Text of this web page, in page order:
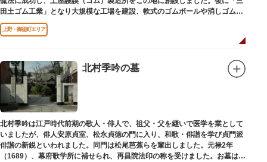
田土ゴム工業」となり大規模な工場を建設、軟式のゴムボールや消しゴムな
ど新しいゴム製品を次々に開発しました。
上野・御徒町エリア
北村季吟の墓
北村季吟は江戸時代前期の歌人・俳人で、祖父・父を継いで医学を業として
いましたが、俳人安原貞室、松永貞徳の門に入り、和歌・俳諧を学び貞門派
俳諧の新鋭といわれました。同門は松尾芭蕉らを輩出しました。元禄2年
（1689）、幕府歌学所に補せられ、再昌院法印の称を受けました。お墓は正